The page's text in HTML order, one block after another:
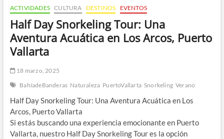
ACTIVIDADES CULTURA DESTINOS EVENTOS
Half Day Snorkeling Tour: Una
Aventura Acuática en Los Arcos, Puerto
Vallarta
18 marzo, 2025
BahíadeBanderas Naturaleza PuertoVallarta Snorkeling Verano
Half Day Snorkeling Tour: Una Aventura Acuática en Los
Arcos, Puerto Vallarta
Si estás buscando una experiencia emocionante en Puerto
Vallarta, nuestro Half Day Snorkeling Tour es la opción